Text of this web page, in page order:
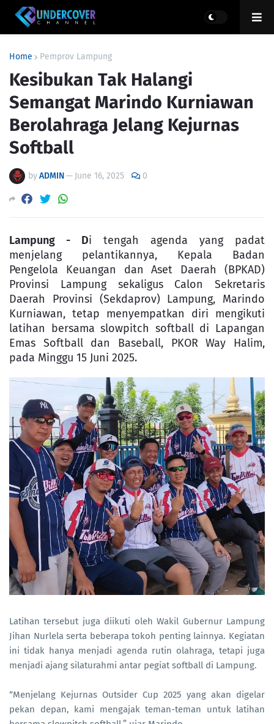
Home Pemprov Lampung
Kesibukan Tak Halangi
Semangat Marindo Kurniawan
Berolahraga Jelang Kejurnas
Softball
byADMIN— June 16, 2025 0
Lampung - Di tengah agenda yang padat
menjelang pelantikannya, Kepala Badan
Pengelola Keuangan dan Aset Daerah (BPKAD)
Provinsi Lampung sekaligus Calon Sekretaris
Daerah Provinsi (Sekdaprov) Lampung, Marindo
Kurniawan, tetap menyempatkan diri mengikuti
latihan bersama slowpitch softball di Lapangan
Emas Softball dan Baseball, PKOR Way Halim,
pada Minggu 15 Juni 2025.
Latihan tersebut juga diikuti oleh Wakil Gubernur Lampung
Jihan Nurlela serta beberapa tokoh penting lainnya. Kegiatan
ini tidak hanya menjadi agenda rutin olahraga, tetapi juga
menjadi ajang silaturahmi antar pegiat softball di Lampung.
“Menjelang Kejurnas Outsider Cup 2025 yang akan digelar
pekan depan, kami mengajak teman-teman untuk latihan